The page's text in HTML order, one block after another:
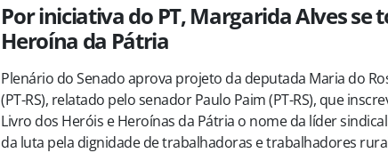
Por iniciativa do PT, Margarida Alves se
Heroína da Pátria
Plenário do Senado aprova projeto da deputada Maria do
(PT-RS), relatado pelo senador Paulo Paim (PT-RS), que
Livro dos Heróis e Heroínas da Pátria o nome da líder
da luta pela dignidade de trabalhadoras e trabalhadores